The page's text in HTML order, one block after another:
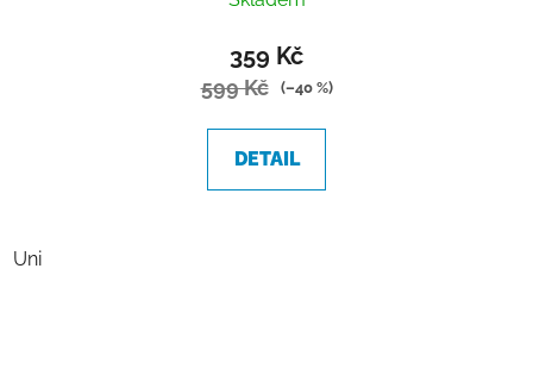
359 Kč
599 Kč (–40 %)
DETAIL
Uni